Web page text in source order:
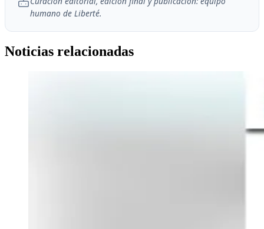
humano de Liberté.
Noticias relacionadas